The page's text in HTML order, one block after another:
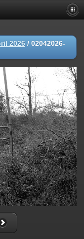
2026 / 02042026-